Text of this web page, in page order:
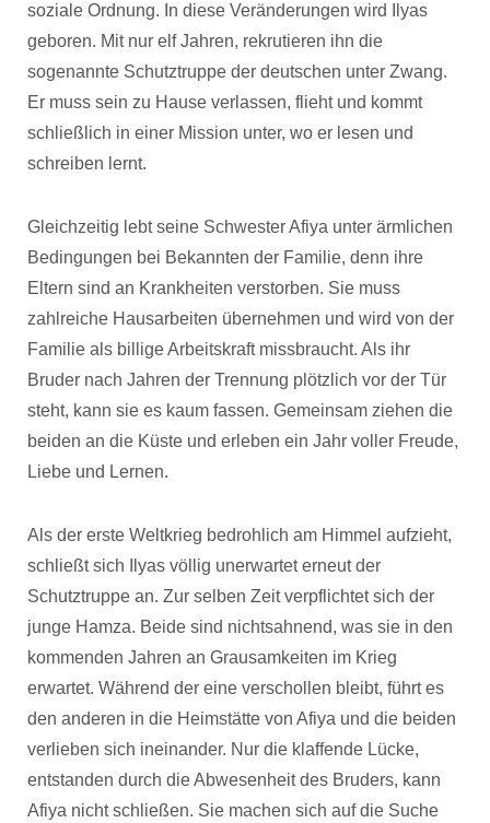
soziale Ordnung. In diese Veränderungen wird Ilyas
geboren. Mit nur elf Jahren, rekrutieren ihn die
sogenannte Schutztruppe der deutschen unter Zwang.
Er muss sein zu Hause verlassen, flieht und kommt
schließlich in einer Mission unter, wo er lesen und
schreiben lernt.
Gleichzeitig lebt seine Schwester Afiya unter ärmlichen
Bedingungen bei Bekannten der Familie, denn ihre
Eltern sind an Krankheiten verstorben. Sie muss
zahlreiche Hausarbeiten übernehmen und wird von der
Familie als billige Arbeitskraft missbraucht. Als ihr
Bruder nach Jahren der Trennung plötzlich vor der Tür
steht, kann sie es kaum fassen. Gemeinsam ziehen die
beiden an die Küste und erleben ein Jahr voller Freude,
Liebe und Lernen.
Als der erste Weltkrieg bedrohlich am Himmel aufzieht,
schließt sich Ilyas völlig unerwartet erneut der
Schutztruppe an. Zur selben Zeit verpflichtet sich der
junge Hamza. Beide sind nichtsahnend, was sie in den
kommenden Jahren an Grausamkeiten im Krieg
erwartet. Während der eine verschollen bleibt, führt es
den anderen in die Heimstätte von Afiya und die beiden
verlieben sich ineinander. Nur die klaffende Lücke,
entstanden durch die Abwesenheit des Bruders, kann
Afiya nicht schließen. Sie machen sich auf die Suche